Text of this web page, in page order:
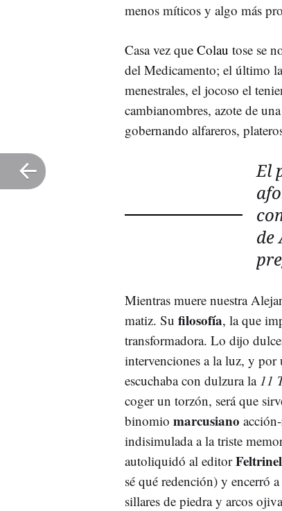
menos míticos y algo más
Casa vez que Colau tose se
del Medicamento; el último
menestrales, el jocoso el
cambianombres, azote de
gobernando alfareros,
El
de
Mientras muere nuestra
matiz. Su filosofía, la que
transformadora. Lo dijo
intervenciones a la luz, y por
escuchaba con dulzura la 11
coger un torzón, será que
binomio marcusiano
indisimulada a la triste
autoliquidó al editor
sé qué redención) y encerró a
sillares de piedra y arcos